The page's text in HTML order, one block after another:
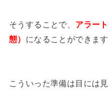
そうすることで、 アラー
態） になることができます
こういった準備は目には